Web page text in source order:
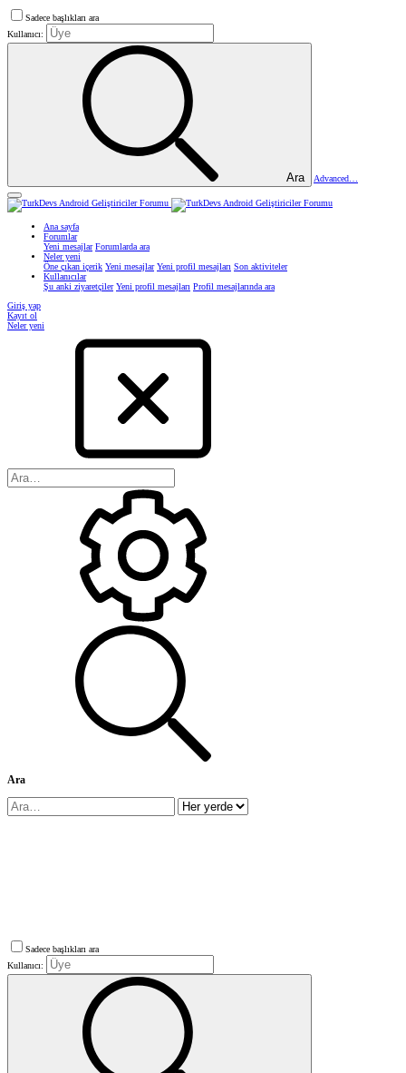
Sadece başlıkları ara
Kullanıcı:
Ara Advanced…
Ana sayfa
Forumlar
Yeni mesajlar Forumlarda ara
Neler yeni
Öne çıkan içerik Yeni mesajlar Yeni profil mesajları Son aktiviteler
Kullanıcılar
Şu anki ziyaretçiler Yeni profil mesajları Profil mesajlarında ara
Giriş yap
Kayıt ol
Neler yeni
Ara
Sadece başlıkları ara
Kullanıcı: